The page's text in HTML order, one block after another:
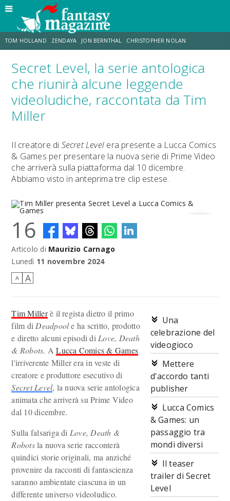
TOM HOLLAND ZENDAYA JON BERNTHAL CHRISTOPHER NOLAN
STRANIMONDI LUCCA COMICS & GAMES ODISSEA MARK RUFFALO
ERIK SOMMERS
Secret Level, la serie antologica
che riunirà alcune leggende
videoludiche, raccontata da Tim
Miller
Il creatore di Secret Level era presente a Lucca Comics
& Games per presentare la nuova serie di Prime Video
che arriverà sulla piattaforma dal 10 dicembre.
Abbiamo visto in anteprima tre clip estese.
Tim Miller presenta Secret Level a Lucca Comics & Games
16
Articolo di Maurizio Carnago
Lunedì 11 novembre 2024
A A
Una
celebrazione del
videogioco
Mettere
d'accordo tanti
publisher
Lucca Comics
& Games: un
passaggio tra
mondi diversi
Il teaser
trailer di Secret
Level
Tim Millerè il regista dietro il primo
film di Deadpoole ha scritto, prodotto
e diretto alcuni episodi di Love, Death
& Robots. ALucca Comics & Games
l'irriverente Miller era in veste di
creatore e produttore esecutivo di
Secret Level, la nuova serie antologica
animata che arriverà su Prime Video
dal 10 dicembre.
Sulla falsariga di Love, Death &
Robotsla nuova serie racconterà
quindici storie originali, ma anziché
provenire da racconti di fantascienza
saranno ambientate ciascuna in un
differente universo videoludico.